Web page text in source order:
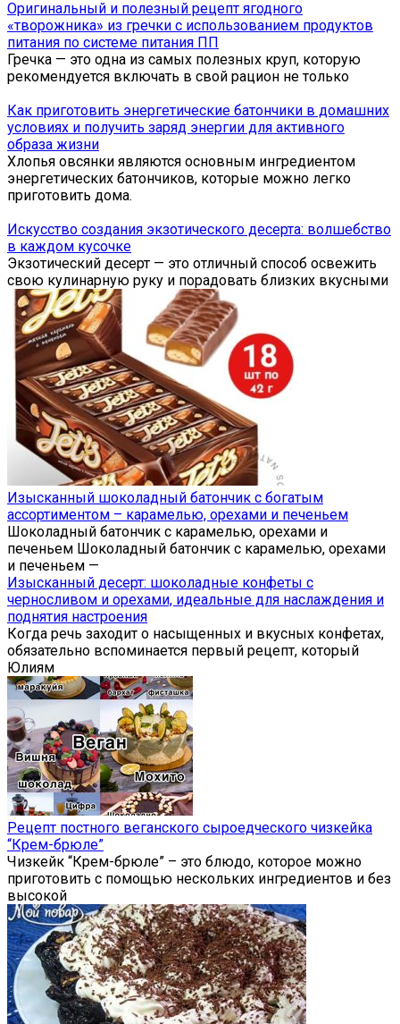
Оригинальный и полезный рецепт ягодного
«творожника» из гречки с использованием продуктов
питания по системе питания ПП
Гречка — это одна из самых полезных круп, которую
рекомендуется включать в свой рацион не только
Как приготовить энергетические батончики в домашних
условиях и получить заряд энергии для активного
образа жизни
Хлопья овсянки являются основным ингредиентом
энергетических батончиков, которые можно легко
приготовить дома.
Искусство создания экзотического десерта: волшебство
в каждом кусочке
Экзотический десерт — это отличный способ освежить
свою кулинарную руку и порадовать близких вкусными
Изысканный шоколадный батончик с богатым
ассортиментом – карамелью, орехами и печеньем
Шоколадный батончик с карамелью, орехами и
печеньем Шоколадный батончик с карамелью, орехами
и печеньем —
Изысканный десерт: шоколадные конфеты с
черносливом и орехами, идеальные для наслаждения и
поднятия настроения
Когда речь заходит о насыщенных и вкусных конфетах,
обязательно вспоминается первый рецепт, который
Юлиям
Рецепт постного веганского сыроедческого чизкейка
“Крем-брюле”
Чизкейк “Крем-брюле” – это блюдо, которое можно
приготовить с помощью нескольких ингредиентов и без
высокой